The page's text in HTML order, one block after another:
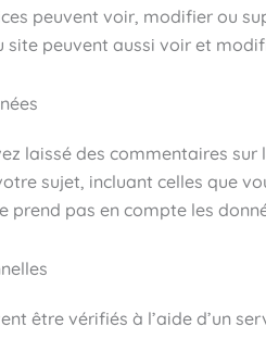
peuvent voir, modifier ou
site peuvent aussi voir et
laissé des commentaires
sujet, incluant celles que
prend pas en compte les
être vérifiés à l’aide d’un